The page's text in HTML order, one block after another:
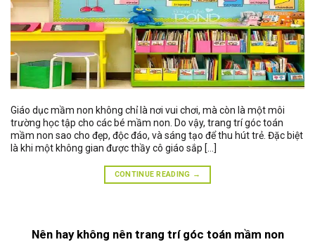
Giáo dục mầm non không chỉ là nơi vui chơi, mà còn là một môi
trường học tập cho các bé mầm non. Do vậy, trang trí góc toán
mầm non sao cho đẹp, độc đáo, và sáng tạo để thu hút trẻ. Đặc biệt
là khi một không gian được thầy cô giáo sắp […]
CONTINUE READING →
Nên hay không nên trang trí góc toán mầm non